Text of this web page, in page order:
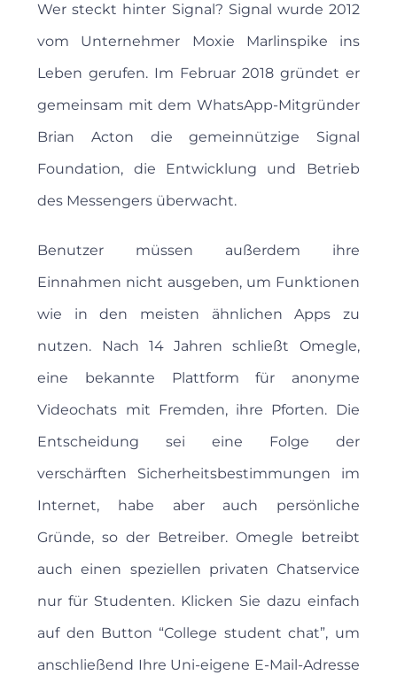
Wer steckt hinter Signal? Signal wurde 2012
vom Unternehmer Moxie Marlinspike ins
Leben gerufen. Im Februar 2018 gründet er
gemeinsam mit dem WhatsApp-Mitgründer
Brian Acton die gemeinnützige Signal
Foundation, die Entwicklung und Betrieb
des Messengers überwacht.
Benutzer müssen außerdem ihre
Einnahmen nicht ausgeben, um Funktionen
wie in den meisten ähnlichen Apps zu
nutzen. Nach 14 Jahren schließt Omegle,
eine bekannte Plattform für anonyme
Videochats mit Fremden, ihre Pforten. Die
Entscheidung sei eine Folge der
verschärften Sicherheitsbestimmungen im
Internet, habe aber auch persönliche
Gründe, so der Betreiber. Omegle betreibt
auch einen speziellen privaten Chatservice
nur für Studenten. Klicken Sie dazu einfach
auf den Button “College student chat”, um
anschließend Ihre Uni-eigene E-Mail-Adresse